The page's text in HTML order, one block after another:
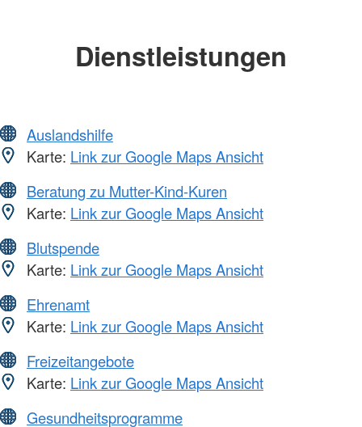
Dienstleistungen
Auslandshilfe
Karte: Link zur Google Maps Ansicht
Beratung zu Mutter-Kind-Kuren
Karte: Link zur Google Maps Ansicht
Blutspende
Karte: Link zur Google Maps Ansicht
Ehrenamt
Karte: Link zur Google Maps Ansicht
Freizeitangebote
Karte: Link zur Google Maps Ansicht
Gesundheitsprogramme